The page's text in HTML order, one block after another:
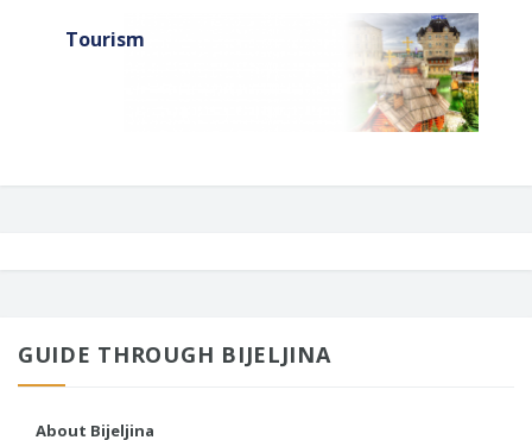
Tourism
GUIDE THROUGH BIJELJINA
About Bijeljina